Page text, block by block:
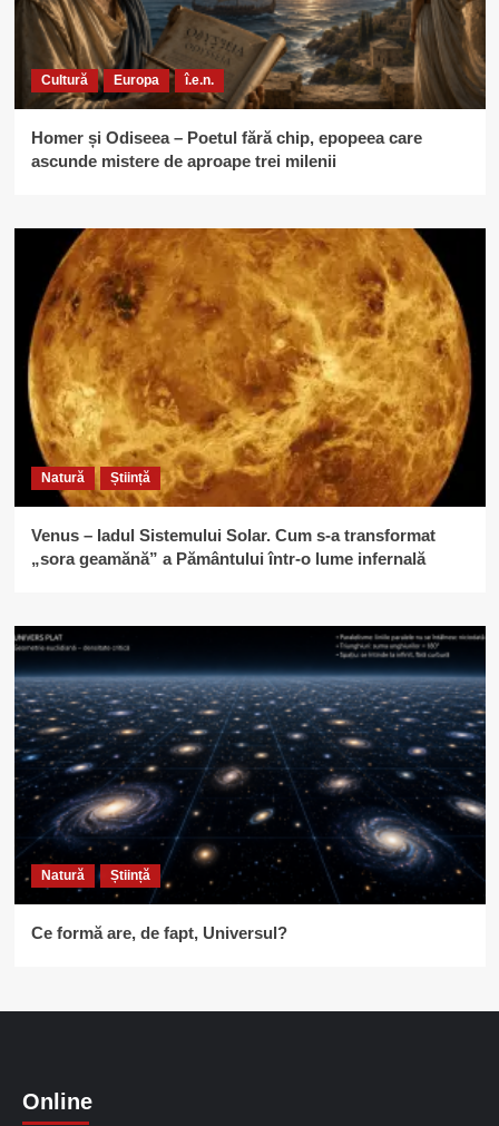
Cultură Europa î.e.n.
Homer și Odiseea – Poetul fără chip, epopeea care
ascunde mistere de aproape trei milenii
Natură Știință
Venus – Iadul Sistemului Solar. Cum s-a transformat
„sora geamănă” a Pământului într-o lume infernală
Natură Știință
Ce formă are, de fapt, Universul?
Online